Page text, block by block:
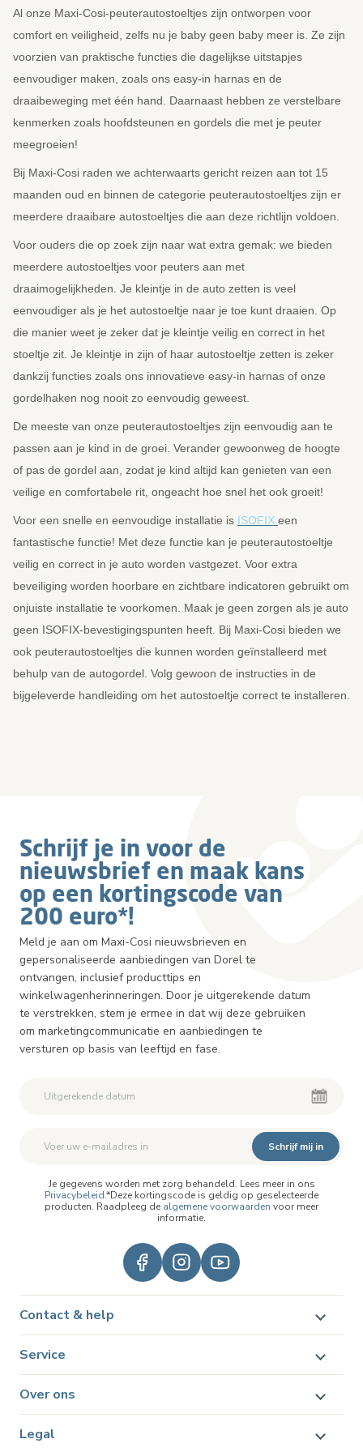
Al onze Maxi-Cosi-peuterautostoeltjes zijn ontworpen voor
comfort en veiligheid, zelfs nu je baby geen baby meer is. Ze zijn
voorzien van praktische functies die dagelijkse uitstapjes
eenvoudiger maken, zoals ons easy-in harnas en de
draaibeweging met één hand. Daarnaast hebben ze verstelbare
kenmerken zoals hoofdsteunen en gordels die met je peuter
meegroeien!
Bij Maxi-Cosi raden we achterwaarts gericht reizen aan tot 15
maanden oud en binnen de categorie peuterautostoeltjes zijn er
meerdere draaibare autostoeltjes die aan deze richtlijn voldoen.
Voor ouders die op zoek zijn naar wat extra gemak: we bieden
meerdere autostoeltjes voor peuters aan met
draaimogelijkheden. Je kleintje in de auto zetten is veel
eenvoudiger als je het autostoeltje naar je toe kunt draaien. Op
die manier weet je zeker dat je kleintje veilig en correct in het
stoeltje zit. Je kleintje in zijn of haar autostoeltje zetten is zeker
dankzij functies zoals ons innovatieve easy-in harnas of onze
gordelhaken nog nooit zo eenvoudig geweest.
De meeste van onze peuterautostoeltjes zijn eenvoudig aan te
passen aan je kind in de groei. Verander gewoonweg de hoogte
of pas de gordel aan, zodat je kind altijd kan genieten van een
veilige en comfortabele rit, ongeacht hoe snel het ook groeit!
Voor een snelle en eenvoudige installatie is ISOFIX een
fantastische functie! Met deze functie kan je peuterautostoeltje
veilig en correct in je auto worden vastgezet. Voor extra
beveiliging worden hoorbare en zichtbare indicatoren gebruikt om
onjuiste installatie te voorkomen. Maak je geen zorgen als je auto
geen ISOFIX-bevestigingspunten heeft. Bij Maxi-Cosi bieden we
ook peuterautostoeltjes die kunnen worden geïnstalleerd met
behulp van de autogordel. Volg gewoon de instructies in de
bijgeleverde handleiding om het autostoeltje correct te installeren.
Schrijf je in voor de
nieuwsbrief en maak kans
op een kortingscode van
200 euro*!
Meld je aan om Maxi-Cosi nieuwsbrieven en
gepersonaliseerde aanbiedingen van Dorel te
ontvangen, inclusief producttips en
winkelwagenherinneringen. Door je uitgerekende datum
te verstrekken, stem je ermee in dat wij deze gebruiken
om marketingcommunicatie en aanbiedingen te
versturen op basis van leeftijd en fase.
Schrijf mij in
Je gegevens worden met zorg behandeld. Lees meer in ons
Privacybeleid.*Deze kortingscode is geldig op geselecteerde
producten. Raadpleeg de algemene voorwaarden voor meer
informatie.
Contact & help
Service
Over ons
Legal